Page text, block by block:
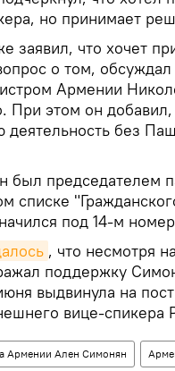
но принимает
заявил, что хочет
о том,
Армении
При этом он
деятельность без
был председателем
списке
под 14‑м
, что несмотря
поддержку
выдвинула на
вице‑спикера
Армении Ален Симонян